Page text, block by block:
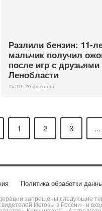
Разлили бензин: 11-
мальчик получил
после игр с друзьями
Ленобласти
15:10, 20 февраля
1 2 3 ...
Политика обработки
запрещены следующие
Иеговы в России» и